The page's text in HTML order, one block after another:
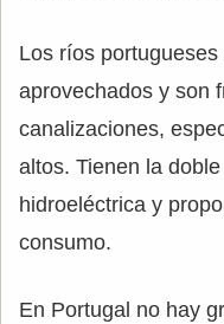
Los ríos
aprovechados y son
canalizaciones,
altos. Tienen la
hidroeléctrica y
consumo.
En Portugal no hay